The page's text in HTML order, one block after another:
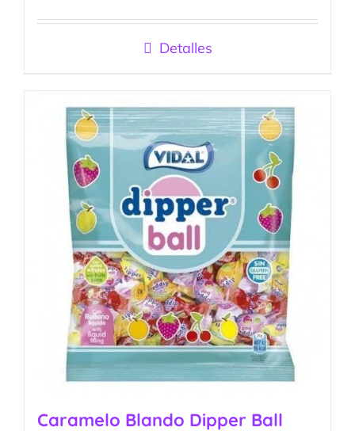
5
Detalles
Caramelo Blando Dipper Ball